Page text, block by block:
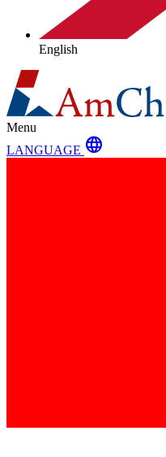
English
Menu
LANGUAGE language